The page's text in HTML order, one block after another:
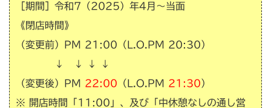
［期間］令和7（2025）年4月～当面
《 閉店時間》
（変更前）PM 21:00（L.O.PM 20:30）
↓ ↓ ↓ ↓
（変更後）PM 22:00 （L.O.PM 21:30）
※ 開店時間「11:00」、及び「中休憩なしの通し営